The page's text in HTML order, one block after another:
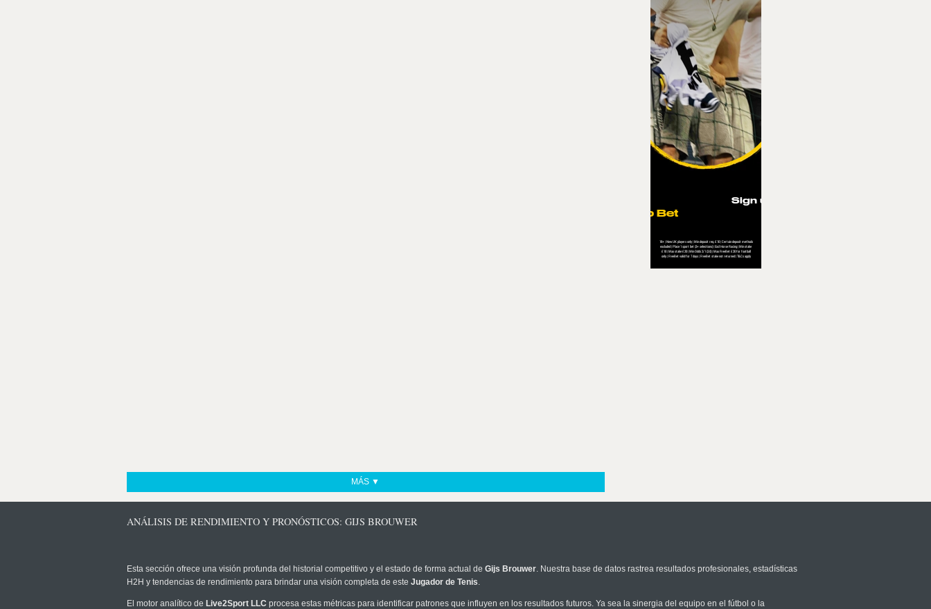
MÁS ▼
ANÁLISIS DE RENDIMIENTO Y PRONÓSTICOS: GIJS BROUWER
Esta sección ofrece una visión profunda del historial competitivo y el estado de forma actual de Gijs Brouwer. Nuestra base de datos rastrea resultados profesionales, estadísticas
H2H y tendencias de rendimiento para brindar una visión completa de este Jugador de Tenis.
El motor analítico de Live2Sport LLC procesa estas métricas para identificar patrones que influyen en los resultados futuros. Ya sea la sinergia del equipo en el fútbol o la